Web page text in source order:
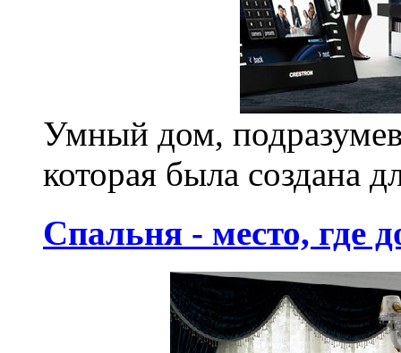
Умный дом,
которая была создана
Спальня - место, где